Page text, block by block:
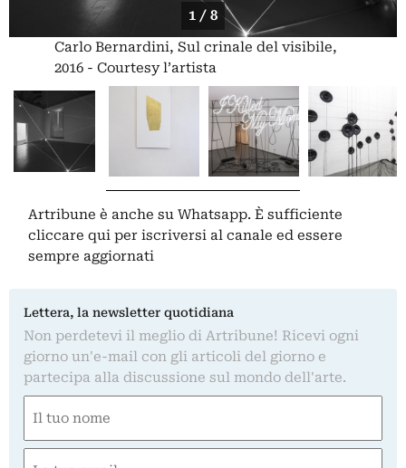
1 / 8
Carlo Bernardini, Sul crinale del visibile,
2016 - Courtesy l’artista
Artribune è anche su Whatsapp. È sufficiente
cliccare qui per iscriversi al canale ed essere
sempre aggiornati
Lettera, la newsletter quotidiana
Non perdetevi il meglio di Artribune! Ricevi ogni
giorno un'e-mail con gli articoli del giorno e
partecipa alla discussione sul mondo dell'arte.
(Required)
First